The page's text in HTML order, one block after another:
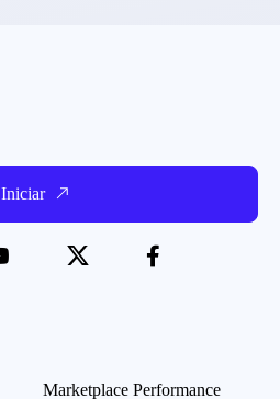
Iniciar
Marketplace Performance